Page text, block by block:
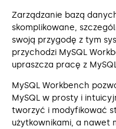
Zarządzanie bazą
skomplikowane,
swoją przygodę z tym
przychodzi MySQL
upraszcza pracę z
MySQL Workbench
MySQL w prosty i
tworzyć i modyfikować
użytkownikami, a nawet